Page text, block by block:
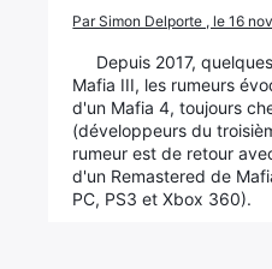
Par Simon Delporte , le 16
Depuis 2017,
Mafia III, les rumeurs
d'un Mafia 4, toujours
(développeurs du
rumeur est de retour
d'un Remastered de
PC, PS3 et Xbox 360).
Rechercher